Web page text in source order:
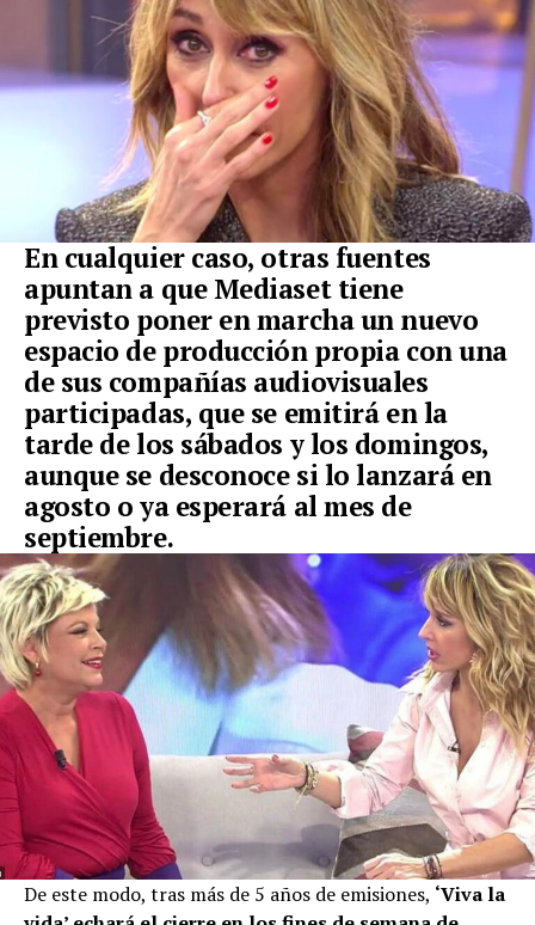
En cualquier caso, otras fuentes
apuntan a que Mediaset tiene
previsto poner en marchaun nuevo
espacio de producción propia con una
de sus compañías audiovisuales
participadas, que se emitirá en la
tarde de los sábados y los domingos,
aunque se desconoce si lo lanzará en
agosto o ya esperará al mes de
septiembre.
De este modo, tras más de 5 años de emisiones, ‘Viva la